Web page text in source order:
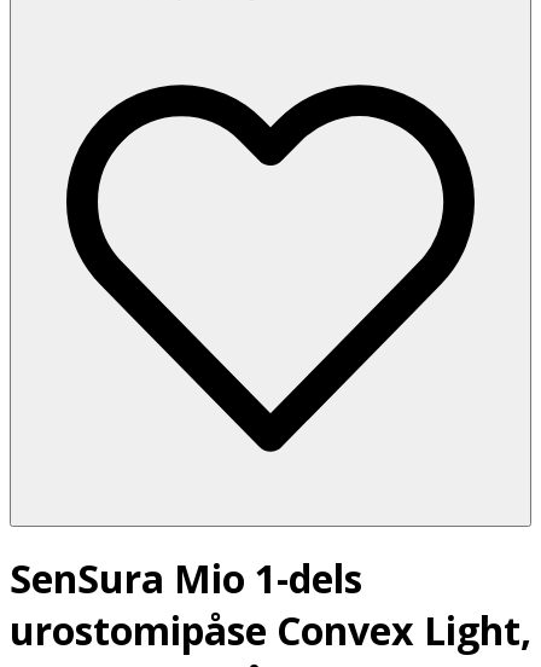
SenSura Mio 1-dels
urostomipåse Convex Light,